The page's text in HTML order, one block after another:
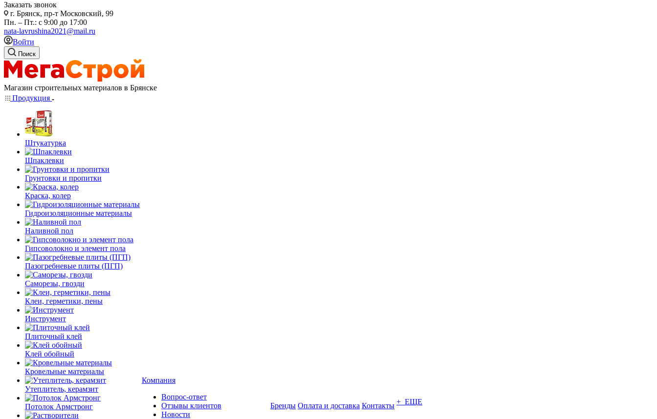
Заказать звонок
г. Брянск, пр-т Московский, 99
Пн. – Пт.: с 9:00 до 17:00
nata-lavrushina2021@mail.ru
Войти
Поиск
Магазин строительных материалов в Брянске
Продукция
Штукатурка
Шпаклевки
Грунтовки и пропитки
Краска, колер
Гидроизоляционные материалы
Наливной пол
Гипсоволокно и элемент пола
Пазогребневые плиты (ПГП)
Саморезы, гвозди
Клеи, герметики, пены
Инструмент
Плиточный клей
Клей обойный
Кровельные материалы
Утеплитель, керамзит
Потолок Армстронг
Компания
Вопрос-ответ
Отзывы клиентов
Новости
Бренды Оплата и доставка Контакты + ЕЩЕ